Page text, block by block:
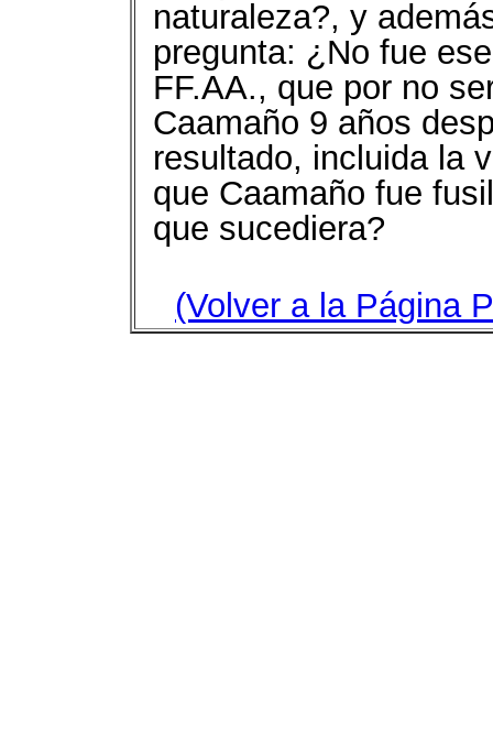
naturaleza?, y
pregunta: ¿No fue
FF.AA., que por no
Caamaño 9 años
resultado, incluida la
que Caamaño fue
que sucediera?
(Volver a la Página